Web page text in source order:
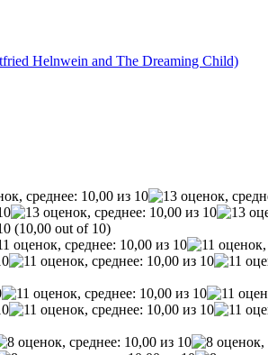
Helnwein and The Dreaming Child)
(10,00 out of 10)